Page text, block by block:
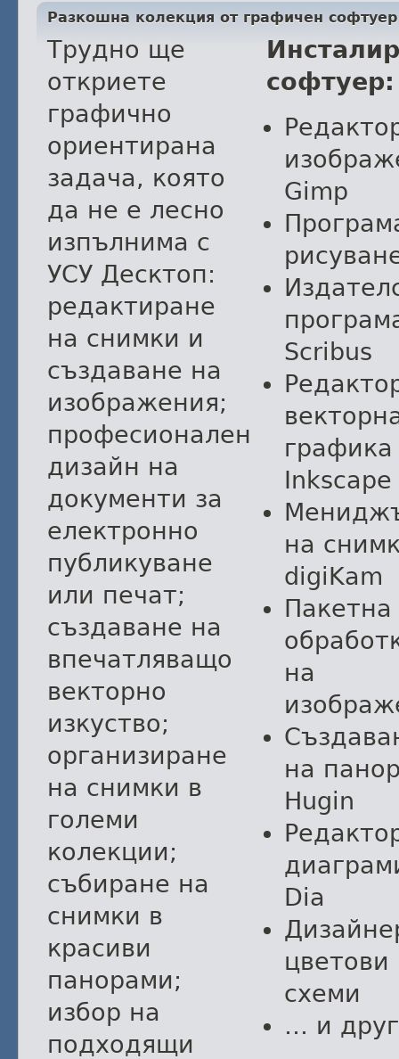
Разкошна колекция от графичен софтуер
Трудно ще
откриете
графично
ориентирана
задача, която
да не е лесно
изпълнима с
УСУ Десктоп:
редактиране
на снимки и
създаване на
изображения;
професионален
дизайн на
документи за
електронно
публикуване
или печат;
създаване на
впечатляващо
векторно
изкуство;
организиране
на снимки в
големи
колекции;
събиране на
снимки в
красиви
панорами;
избор на
подходящи
софтуер:
Gimp
Scribus
графика
Inkscape
на
digiKam
Пакетна
на
на
Hugin
Dia
цветови
схеми
… и